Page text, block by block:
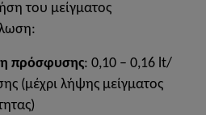
του μείγματος
πρόσφυσης: 0,10 – 0,16 lt/
(μέχρι λήψης μείγματος